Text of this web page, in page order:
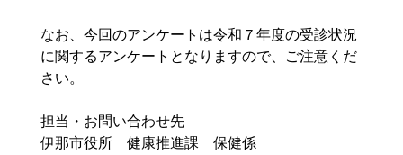
なお、今回のアンケートは令和７年度の受診状況
に関するアンケートとなりますので、ご注意くだ
さい。
担当・お問い合わせ先
伊那市役所 健康推進課 保健係